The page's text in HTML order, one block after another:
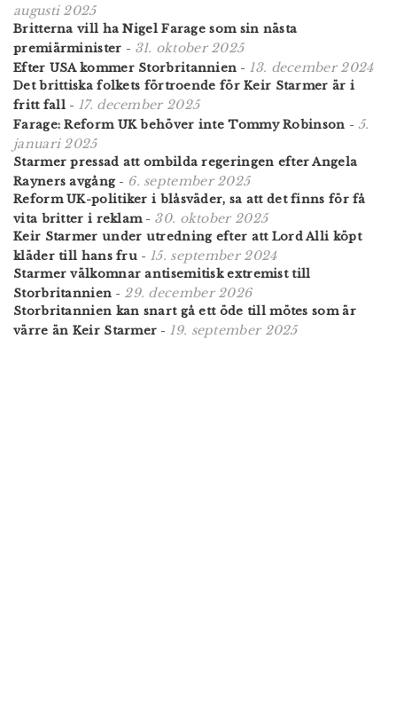
augusti 2025
Britterna vill ha Nigel Farage som sin nästa
premiärminister - 31. oktober 2025
Efter USA kommer Storbritannien - 13. december 2024
Det brittiska folkets förtroende för Keir Starmer är i
fritt fall - 17. december 2025
Farage: Reform UK behöver inte Tommy Robinson - 5.
januari 2025
Starmer pressad att ombilda regeringen efter Angela
Rayners avgång- 6. september 2025
Reform UK-politiker i blåsväder, sa att det finns för få
vita britter i reklam- 30. oktober 2025
Keir Starmer under utredning efter att Lord Alli köpt
kläder till hans fru - 15. september 2024
Starmer välkomnar antisemitisk extremist till
Storbritannien - 29. december 2026
Storbritannien kan snart gå ett öde till mötes som är
värre än Keir Starmer - 19. september 2025